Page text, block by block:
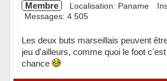
Membre Localisation: Paname
Messages: 4 505
Les deux buts marseillais peuvent
jeu d'ailleurs, comme quoi le foot
chance